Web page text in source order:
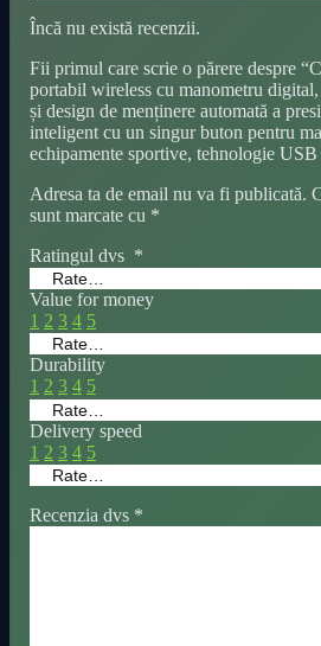
Încă nu există recenzii.
Fii primul care scrie o părere despre
portabil wireless cu manometru
și design de menținere automată a
inteligent cu un singur buton pentru
echipamente sportive, tehnologie
Adresa ta de email nu va fi publicată.
sunt marcate cu *
Ratingul dvs *
Value for money
1 2 3 4 5
Durability
1 2 3 4 5
Delivery speed
1 2 3 4 5
Recenzia dvs *